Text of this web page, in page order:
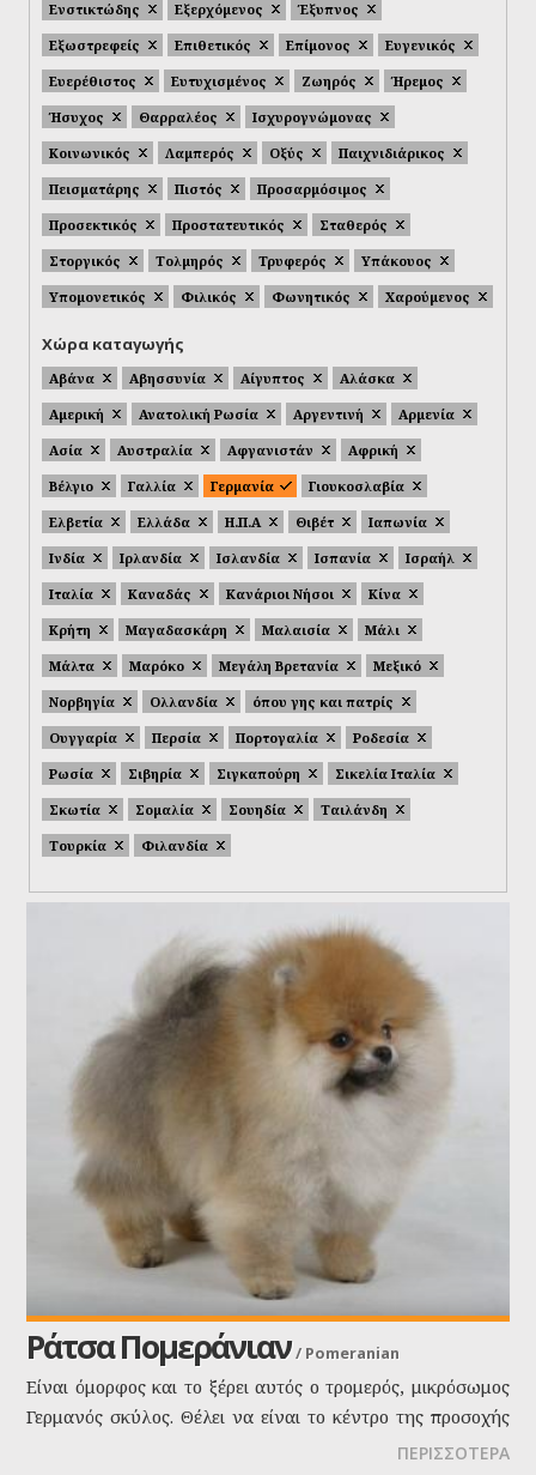
Ενστικτώδης
Εξερχόμενος
Έξυπνος
Εξωστρεφείς
Επιθετικός Επίμονος
Ευγενικός
Ευερέθιστος
Ευτυχισμένος Ζωηρός
Ήρεμος
Ήσυχος
Θαρραλέος
Ισχυρογνώμονας
Κοινωνικός
Λαμπερός Οξύς
Παιχνιδιάρικος
Πεισματάρης
Πιστός
Προσαρμόσιμος
Προσεκτικός
Προστατευτικός
Σταθερός
Στοργικός
Τολμηρός Τρυφερός
Υπάκουος
Υπομονετικός
Φιλικός Φωνητικός Χαρούμενος
Χώρα καταγωγής
Αβάνα Αβησσυνία Αίγυπτος
Αλάσκα
Αμερική
Ανατολική Ρωσία Αργεντινή
Αρμενία
Ασία
Αυστραλία Αφγανιστάν
Αφρική
Βέλγιο
Γαλλία Γερμανία
Γιουκοσλαβία
Ελβετία
Ελλάδα Η.Π.Α Θιβέτ
Ιαπωνία
Ινδία
Ιρλανδία Ισλανδία Ισπανία
Ισραήλ
Ιταλία
Καναδάς Κανάριοι Νήσοι
Κίνα
Κρήτη
Μαγαδασκάρη Μαλαισία
Μάλι
Μάλτα
Μαρόκο Μεγάλη Βρετανία
Μεξικό
Νορβηγία
Ολλανδία
όπου γης και πατρίς
Ουγγαρία
Περσία Πορτογαλία
Ροδεσία
Ρωσία
Σιβηρία Σιγκαπούρη
Σικελία Ιταλία
Σκωτία
Σομαλία Σουηδία
Ταιλάνδη
Τουρκία
Φιλανδία
Ράτσα Πομεράνιαν /Pomeranian
Είναι όμορφος και το ξέρει αυτός ο τρομερός, μικρόσωμος
Γερμανός σκύλος. Θέλει να είναι το κέντρο της προσοχής
ΠΕΡΙΣΣΟΤΕΡΑ